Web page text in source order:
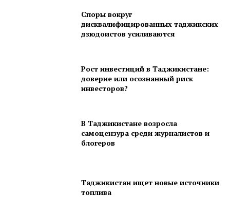
Споры вокруг
дисквалифицированных таджикских
дзюдоистов усиливаются
Рост инвестиций в Таджикистане:
доверие или осознанный риск
инвесторов?
В Таджикистане возросла
самоцензура среди журналистов и
блогеров
Таджикистан ищет новые источники
топлива